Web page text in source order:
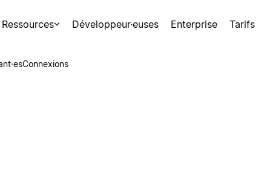
Ressources Développeur·euses Enterprise Tarifs
Connexions